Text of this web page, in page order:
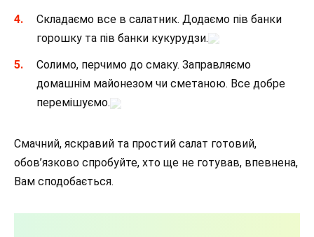
Складаємо все в салатник. Додаємо пів банки
горошку та пів банки кукурудзи.
Солимо, перчимо до смаку. Заправляємо
домашнім майонезом чи сметаною. Все добре
перемішуємо.
Смачний, яскравий та простий салат готовий,
обов’язково спробуйте, хто ще не готував, впевнена,
Вам сподобається.